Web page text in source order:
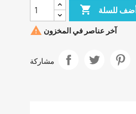
 للسلة
 آخر عناصر في المخزون
مشاركة